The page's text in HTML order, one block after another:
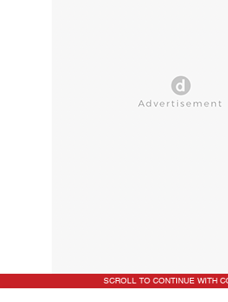
SCROLL TO CONTINUE WITH